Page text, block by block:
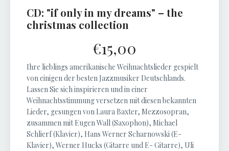
CD: "if only in my dreams" – the
christmas collection
€15,00
Ihre lieblings amerikanische Weihnachtslieder gespielt
von einigen der besten Jazzmusiker Deutschlands.
Lassen Sie sich inspirieren und in einer
Weihnachtsstimmung versetzen mit diesen bekannten
Lieder, gesungen von Laura Baxter, Mezzosopran,
zusammen mit Eugen Wall (Saxophon), Michael
Schlierf (Klavier), Hans Werner Scharnowski (E-
Klavier), Werner Hucks (Gitarre und E- Gitarre), Uli